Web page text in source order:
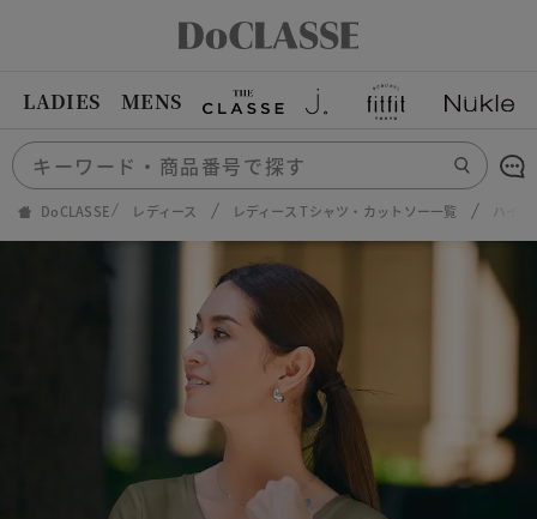
LADIES MENS
DoCLASSE レディース レディース Tシャツ・カットソー一覧 ハイ